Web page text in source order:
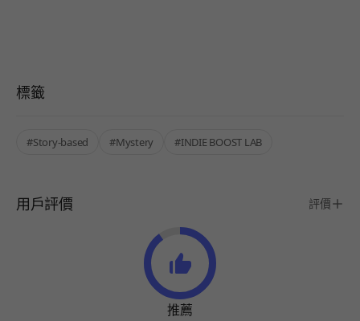
標籤
#Story-based #Mystery #INDIE BOOST LAB
用戶評價 評價
推薦